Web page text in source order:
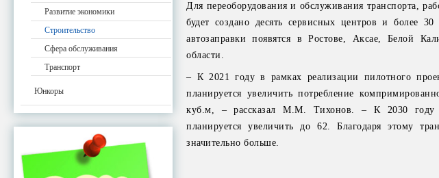
Развитие экономики
Строительство
Сфера обслуживания
Транспорт
Юнкоры
Для переоборудования и обслуживания транспорта,
будет создано десять сервисных центров и более
автозаправки появятся в Ростове, Аксае, Белой
области.
– К 2021 году в рамках реализации пилотного
планируется увеличить потребление
куб.м, – рассказал М.М. Тихонов. – К 2030 году
планируется увеличить до 62. Благодаря этому
значительно больше.